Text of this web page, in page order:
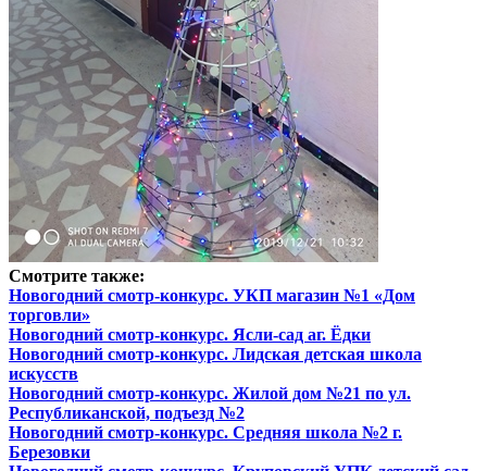
Смотрите также:
Новогодний смотр-конкурс. УКП магазин №1 «Дом
торговли»
Новогодний смотр-конкурс. Ясли-сад аг. Ёдки
Новогодний смотр-конкурс. Лидская детская школа
искусств
Новогодний смотр-конкурс. Жилой дом №21 по ул.
Республиканской, подъезд №2
Новогодний смотр-конкурс. Средняя школа №2 г.
Березовки